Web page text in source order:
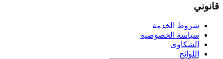
قانوني
شروط الخدمة
سياسة الخصوصية
الشكاوى
اللوائح